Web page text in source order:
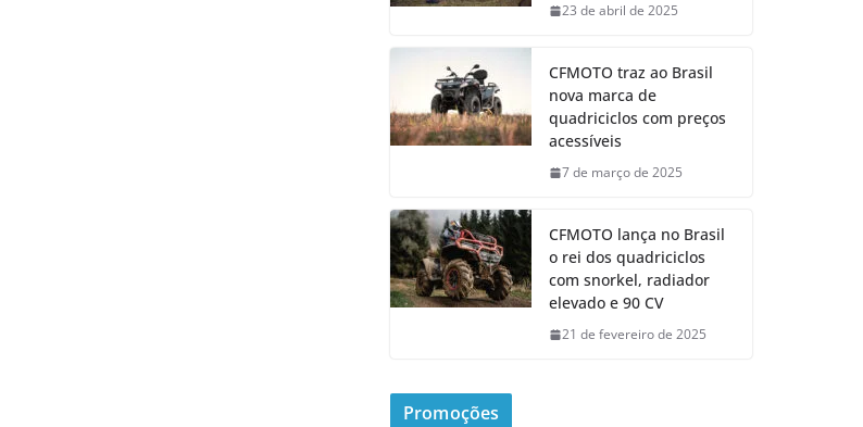
23 de abril de 2025
CFMOTO traz ao Brasil
nova marca de
quadriciclos com preços
acessíveis
7 de março de 2025
CFMOTO lança no Brasil
o rei dos quadriciclos
com snorkel, radiador
elevado e 90 CV
21 de fevereiro de 2025
Promoções